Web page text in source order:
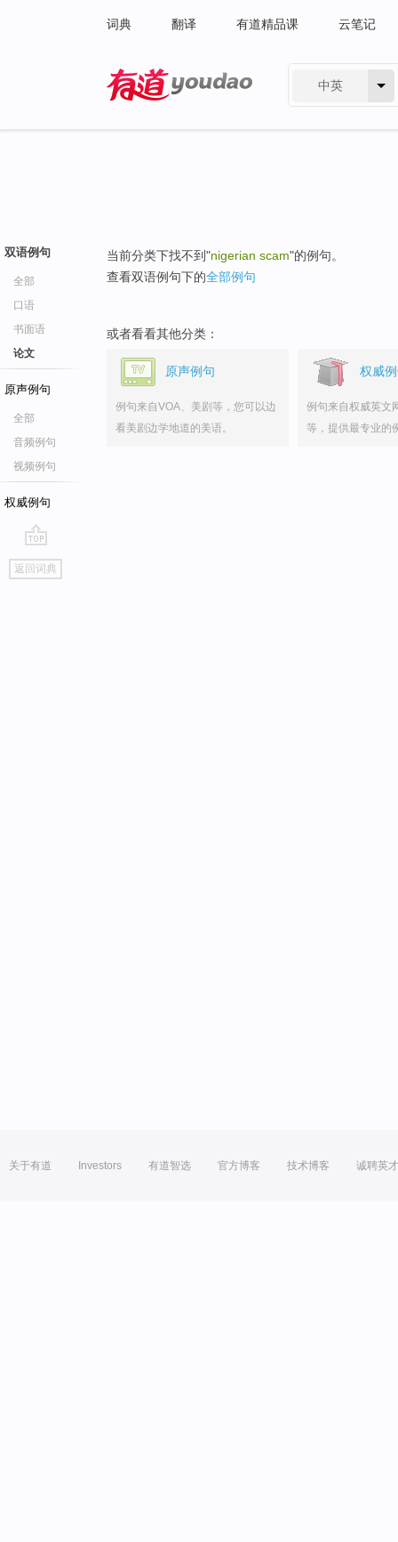
词典 翻译 有道精品课 云笔记
中英
双语例句
全部
口语
书面语
论文
原声例句
全部
音频例句
视频例句
权威例句
go
top
返回词典
当前分类下找不到"nigerian scam"的例句。
查看双语例句下的全部例句
或者看看其他分类：
原声例句
例句来自VOA、美剧等，您可以边
看美剧边学地道的美语。
权威
例句来自权威英文
等，提供最专业的
关于有道 Investors 有道智选 官方博客 技术博客 诚聘英才